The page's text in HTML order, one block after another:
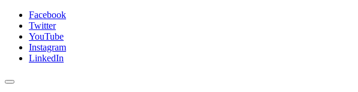
Facebook
Twitter
YouTube
Instagram
LinkedIn